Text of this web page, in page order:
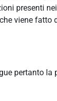
presenti
viene
pertanto